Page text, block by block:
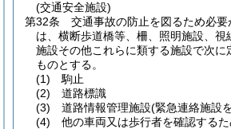
(交通安全施設)
第32条
交通事故の防止を図るため必
は、横断歩道橋等、柵、照明施設、視
施設その他これらに類する施設で次に
ものとする。
(1)
駒止
(2)
道路標識
(3)
道路情報管理施設(緊急連絡施設
(4)
他の車両又は歩行者を確認する